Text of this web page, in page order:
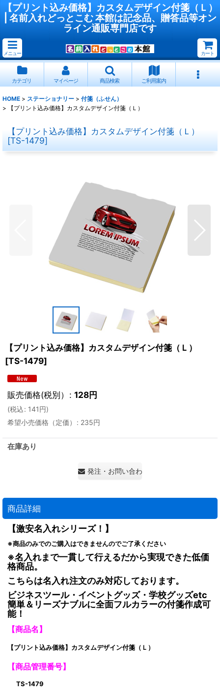
【プリント込み価格】カスタムデザイン付箋（Ｌ）
| 名前入れどっとこむ 本館は記念品、贈答品等オン
ライン通販専門店です
メニュー カート
カテゴリ マイページ 商品検索 ご利用案内
HOME > ステーショナリー > 付箋（ふせん）
>
【プリント込み価格】カスタムデザイン付箋（Ｌ）
【プリント込み価格】カスタムデザイン付箋（Ｌ）
[TS-1479]
【プリント込み価格】カスタムデザイン付箋（Ｌ）
[TS-1479]
販売価格(税別） : 128円
(税込: 141円)
希望小売価格（定価）
: 235円
在庫あり
発注・お問い合わせ・見積もり依頼
商品詳細
【激安名入れシリーズ！】
※商品のみでのご購入はできませんのでご了承ください
※名入れまで一貫して行えるだから実現できた低価
格商品。
こちらは名入れ注文のみ対応しております。
ビジネスツール・イベントグッズ・学校グッズetc
簡単＆リーズナブルに全面フルカラーの付箋作成可
能！
【商品名】
【プリント込み価格】カスタムデザイン付箋（Ｌ）
【商品管理番号】
TS-1479